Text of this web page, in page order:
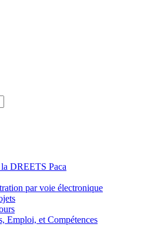
DREETS Paca
par voie électronique
Emploi, et Compétences